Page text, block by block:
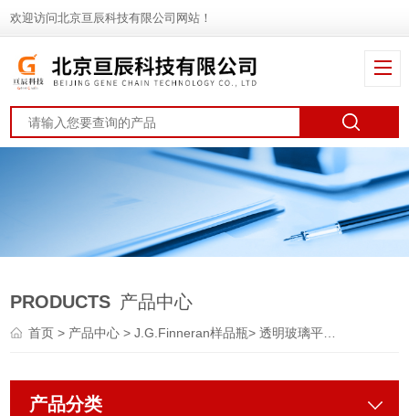
欢迎访问北京亘辰科技有限公司网站！
PRODUCTS 产品中心
首页> 产品中心>J.G.Finneran样品瓶>透明玻璃平底样品瓶
产品分类